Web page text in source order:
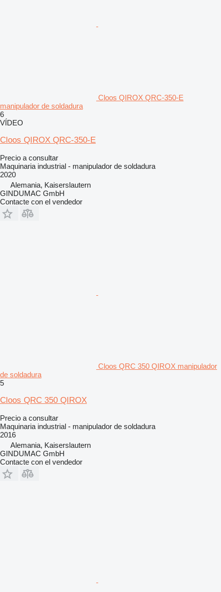
Cloos QIROX QRC-350-E
manipulador de soldadura
6
VÍDEO
Cloos QIROX QRC-350-E
Precio a consultar
Maquinaria industrial - manipulador de soldadura
2020
Alemania, Kaiserslautern
GINDUMAC GmbH
Contacte con el vendedor
Cloos QRC 350 QIROX manipulador
de soldadura
5
Cloos QRC 350 QIROX
Precio a consultar
Maquinaria industrial - manipulador de soldadura
2016
Alemania, Kaiserslautern
GINDUMAC GmbH
Contacte con el vendedor